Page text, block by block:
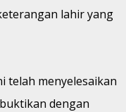
lahir yang
telah menyelesaikan
dengan